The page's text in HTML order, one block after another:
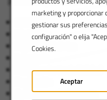
marketing y proporcionar
gestionar sus
configuración" o elija
Cookies.
Aceptar
Administrativo
Marketing
Ingeniería Química
Aseguramiento de Calidad
Aplicaciones/Laboratorio